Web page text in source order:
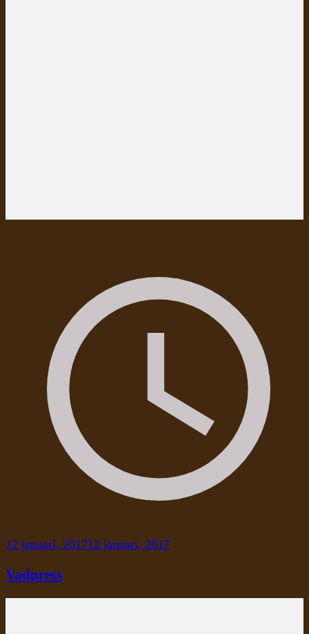
12 januari, 201712 januari, 2017
Vadpress